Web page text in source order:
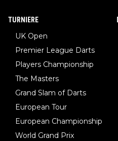
TURNIERE
UK Open
Premier League Darts
Players Championship
The Masters
Grand Slam of Darts
European Tour
European Championship
World Grand Prix